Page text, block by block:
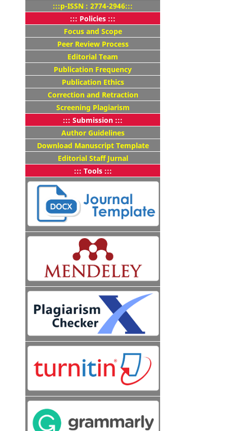
:::p-ISSN : 2774-2946:::
::: Policies :::
Focus and Scope
Peer Review Process
Editorial Team
Publication Frequency
Publication Ethics
Correction and Retraction
Screening Plagiarism
::: Submission :::
Author Guidelines
Download Manuscript Template
Editorial Staff Jurnal
::: Tools :::